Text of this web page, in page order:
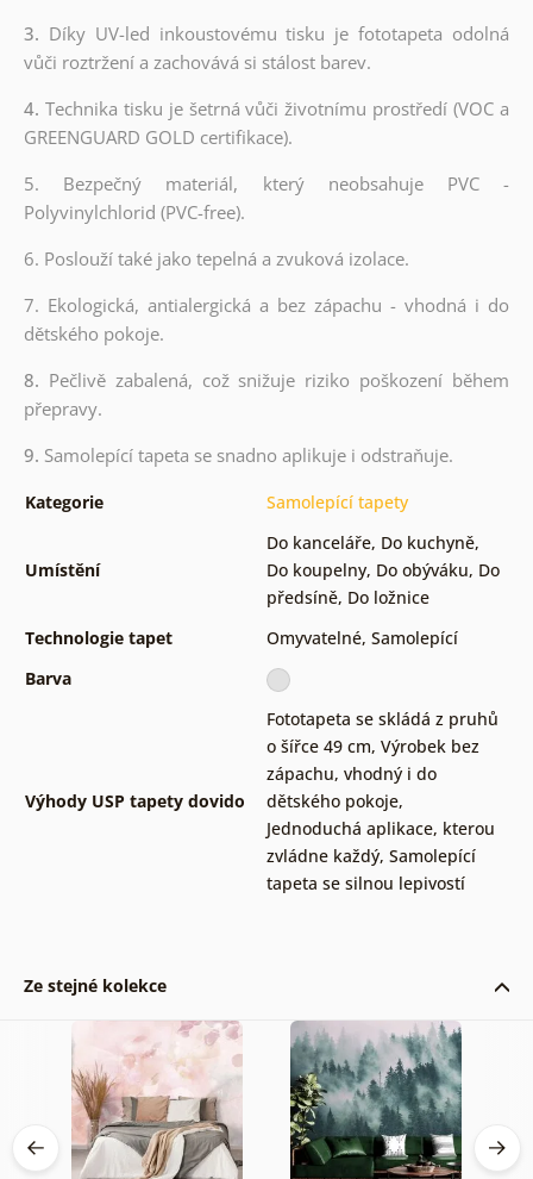
3. Díky UV-led inkoustovému tisku je fototapeta odolná
vůči roztržení a zachovává si stálost barev.
4. Technika tisku je šetrná vůči životnímu prostředí (VOC a
GREENGUARD GOLD certifikace).
5. Bezpečný materiál, který neobsahuje PVC -
Polyvinylchlorid (PVC-free).
6. Poslouží také jako tepelná a zvuková izolace.
7. Ekologická, antialergická a bez zápachu - vhodná i do
dětského pokoje.
8. Pečlivě zabalená, což snižuje riziko poškození během
přepravy.
9. Samolepící tapeta se snadno aplikuje i odstraňuje.
Kategorie Samolepící tapety
Umístění
Do kanceláře, Do kuchyně,
Do koupelny, Do obýváku, Do
předsíně, Do ložnice
Technologie tapet
Omyvatelné, Samolepící
Barva
Výhody USP tapety dovido
Fototapeta se skládá z pruhů
o šířce 49 cm, Výrobek bez
zápachu, vhodný i do
dětského pokoje,
Jednoduchá aplikace, kterou
zvládne každý, Samolepící
tapeta se silnou lepivostí
Ze stejné kolekce